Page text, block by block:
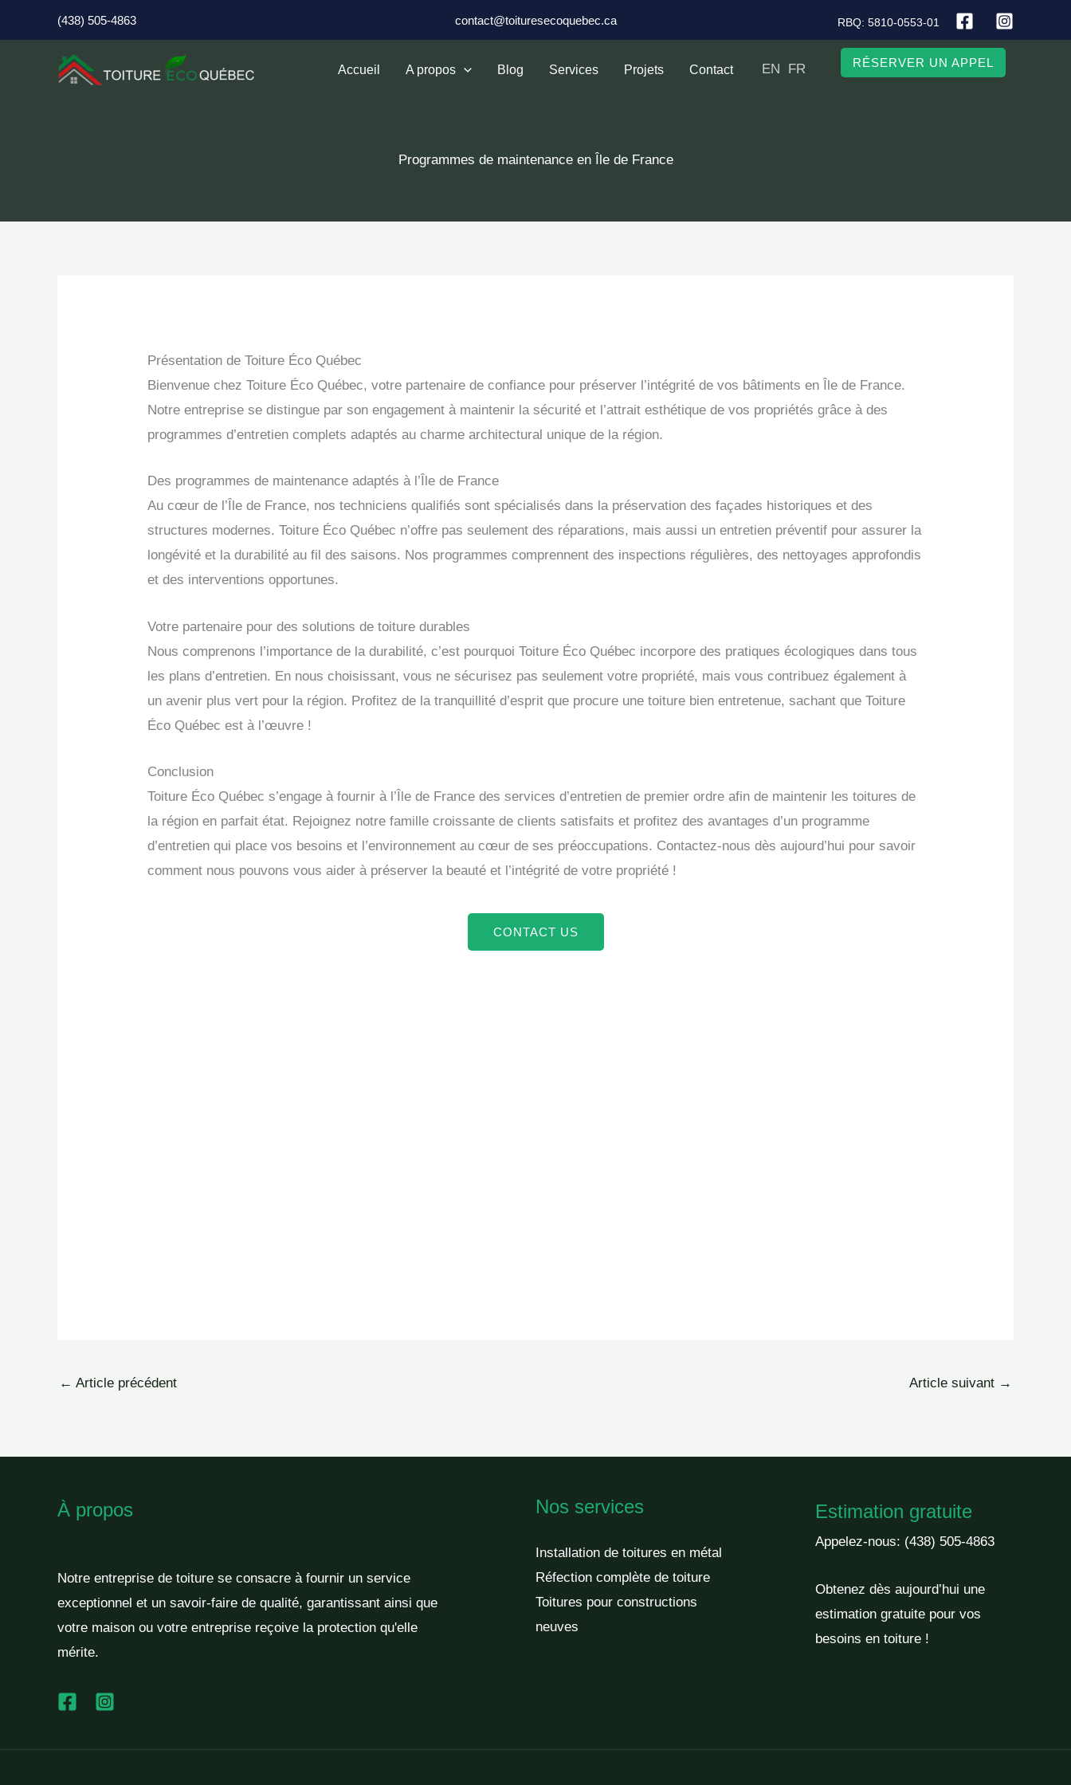
au
(438) 505-4863 contact@toituresecoquebec.ca RBQ: 5810-0553-01
Accueil A propos Blog Services Projets Contact EN FR RÉSERVER UN APPEL
Programmes de maintenance en Île de France
Présentation de Toiture Éco Québec
Bienvenue chez Toiture Éco Québec, votre partenaire de confiance pour préserver l’intégrité de vos bâtiments en Île de France.
Notre entreprise se distingue par son engagement à maintenir la sécurité et l’attrait esthétique de vos propriétés grâce à des
programmes d’entretien complets adaptés au charme architectural unique de la région.
Des programmes de maintenance adaptés à l’Île de France
Au cœur de l’Île de France, nos techniciens qualifiés sont spécialisés dans la préservation des façades historiques et des
structures modernes. Toiture Éco Québec n’offre pas seulement des réparations, mais aussi un entretien préventif pour assurer la
longévité et la durabilité au fil des saisons. Nos programmes comprennent des inspections régulières, des nettoyages approfondis
et des interventions opportunes.
Votre partenaire pour des solutions de toiture durables
Nous comprenons l’importance de la durabilité, c’est pourquoi Toiture Éco Québec incorpore des pratiques écologiques dans tous
les plans d’entretien. En nous choisissant, vous ne sécurisez pas seulement votre propriété, mais vous contribuez également à
un avenir plus vert pour la région. Profitez de la tranquillité d’esprit que procure une toiture bien entretenue, sachant que Toiture
Éco Québec est à l’œuvre !
Conclusion
Toiture Éco Québec s’engage à fournir à l’Île de France des services d’entretien de premier ordre afin de maintenir les toitures de
la région en parfait état. Rejoignez notre famille croissante de clients satisfaits et profitez des avantages d’un programme
d’entretien qui place vos besoins et l’environnement au cœur de ses préoccupations. Contactez-nous dès aujourd’hui pour savoir
comment nous pouvons vous aider à préserver la beauté et l’intégrité de votre propriété !
CONTACT US
← Article précédent Article suivant →
À propos
Notre entreprise de toiture se consacre à fournir un service
exceptionnel et un savoir-faire de qualité, garantissant ainsi que
votre maison ou votre entreprise reçoive la protection qu'elle
mérite.
Nos services
Installation de toitures en métal
Réfection complète de toiture
Toitures pour constructions
neuves
Estimation gratuite
Appelez-nous: (438) 505-4863
Obtenez dès aujourd’hui une
estimation gratuite pour vos
besoins en toiture !